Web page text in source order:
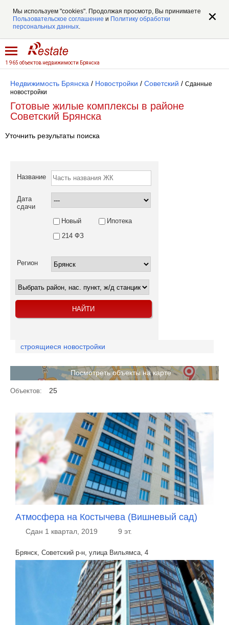
Мы используем "cookies". Продолжая просмотр, Вы принимаете
Пользовательское соглашение и Политику обработки
персональных данных.
1 965 объектов недвижимости Брянска
Недвижимость Брянска / Новостройки / Советский / Сданные
новостройки
Готовые жилые комплексы в районе
Советский Брянска
Уточнить результаты поиска
Название
Дата
сдачи
Новый
Ипотека
214 ФЗ
Регион
строящиеся новостройки
Посмотреть объекты на карте
Объектов: 25
Атмосфера на Костычева (Вишневый сад)
Сдан 1 квартал, 2019 9 эт.
Брянск, Советский р-н, улица Вильямса, 4